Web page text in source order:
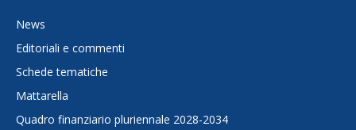
News
Editoriali e commenti
Schede tematiche
Mattarella
Quadro finanziario pluriennale 2028-2034